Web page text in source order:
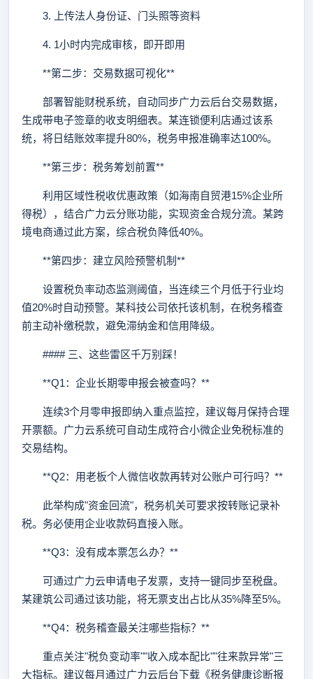
3. 上传法人身份证、门头照等资料
4. 1小时内完成审核，即开即用
**第二步：交易数据可视化**
部署智能财税系统，自动同步广力云后台交易数据，
生成带电子签章的收支明细表。某连锁便利店通过该系
统，将日结账效率提升80%，税务申报准确率达100%。
**第三步：税务筹划前置**
利用区域性税收优惠政策（如海南自贸港15%企业所
得税），结合广力云分账功能，实现资金合规分流。某跨
境电商通过此方案，综合税负降低40%。
**第四步：建立风险预警机制**
设置税负率动态监测阈值，当连续三个月低于行业均
值20%时自动预警。某科技公司依托该机制，在税务稽查
前主动补缴税款，避免滞纳金和信用降级。
#### 三、这些雷区千万别踩！
**Q1：企业长期零申报会被查吗？**
连续3个月零申报即纳入重点监控，建议每月保持合理
开票额。广力云系统可自动生成符合小微企业免税标准的
交易结构。
**Q2：用老板个人微信收款再转对公账户可行吗？**
此举构成"资金回流"，税务机关可要求按转账记录补
税。务必使用企业收款码直接入账。
**Q3：没有成本票怎么办？**
可通过广力云申请电子发票，支持一键同步至税盘。
某建筑公司通过该功能，将无票支出占比从35%降至5%。
**Q4：税务稽查最关注哪些指标？**
重点关注"税负变动率""收入成本配比""往来款异常"三
大指标。建议每月通过广力云后台下载《税务健康诊断报